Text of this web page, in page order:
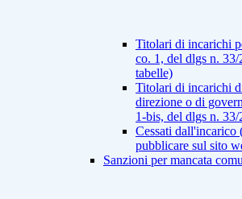
Titolari di incarichi
co. 1, del dlgs n.
tabelle)
Titolari di incarichi
direzione o di
1-bis, del dlgs n. 33/
Cessati dall'incarico
pubblicare sul sito
Sanzioni per mancata